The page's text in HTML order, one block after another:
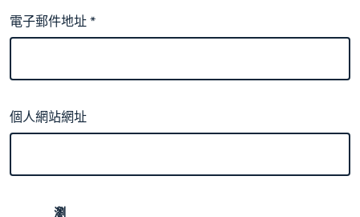
電子郵件地址*
個人網站網址
瀏